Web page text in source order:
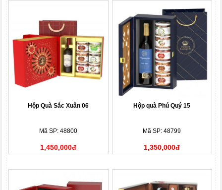
Hộp Quà Sắc Xuân 06
Mã SP: 48800
1,450,000đ
Hộp quà Phú Quý 15
Mã SP: 48799
1,350,000đ